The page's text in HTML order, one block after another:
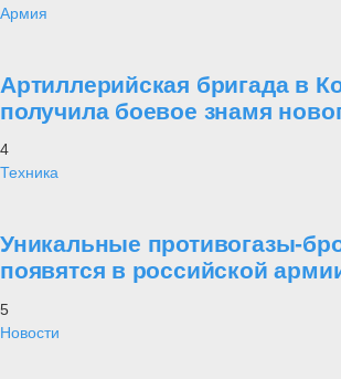
Армия
Артиллерийская бригада в
получила боевое знамя
4
Техника
Уникальные противогазы-
появятся в российской
5
Новости